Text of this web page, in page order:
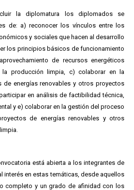
la diplomatura los diplomados se
de: a) reconocer los vínculos entre los
y sociales que hacen al desarrollo
los principios básicos de funcionamiento
de recursos energéticos
producción limpia, c) colaborar en la
de energías renovables y otros proyectos
en análisis de factibilidad técnica,
y e) colaborar en la gestión del proceso
de energías renovables y otros
está abierta a los integrantes de
interés en estas temáticas, desde aquellos
completo y un grado de afinidad con los